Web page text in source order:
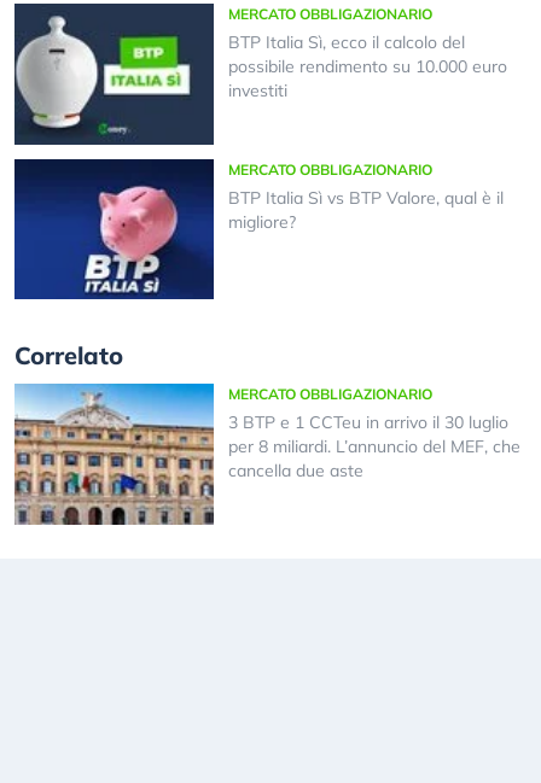
MERCATO OBBLIGAZIONARIO
BTP Italia Sì, ecco il calcolo del
possibile rendimento su 10.000 euro
investiti
MERCATO OBBLIGAZIONARIO
BTP Italia Sì vs BTP Valore, qual è il
migliore?
Correlato
MERCATO OBBLIGAZIONARIO
3 BTP e 1 CCTeu in arrivo il 30 luglio
per 8 miliardi. L’annuncio del MEF, che
cancella due aste